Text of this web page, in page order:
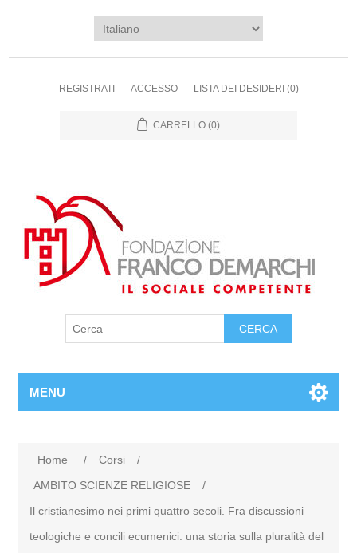
REGISTRATI ACCESSO LISTA DEI DESIDERI (0)
CARRELLO (0)
CERCA
MENU
Home / Corsi
/
AMBITO SCIENZE RELIGIOSE
/
Il cristianesimo nei primi quattro secoli. Fra discussioni
teologiche e concili ecumenici: una storia sulla pluralità del